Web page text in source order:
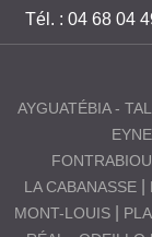
f
Tél. : 04 68 04
AYGUATÉBIA -
EYNE
LA CABANASSE
MONT-LOUIS